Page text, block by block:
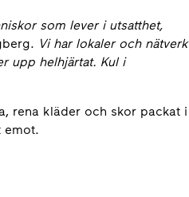
som lever i utsatthet,
Vi har lokaler och nätverk
upp helhjärtat. Kul i
rena kläder och skor packat i
emot.